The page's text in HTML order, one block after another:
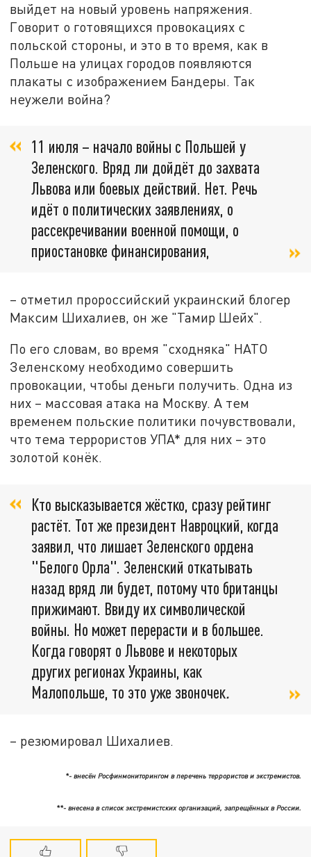
выйдет на новый уровень напряжения.
Говорит о готовящихся провокациях с
польской стороны, и это в то время, как в
Польше на улицах городов появляются
плакаты с изображением Бандеры. Так
неужели война?
11 июля – начало войны с Польшей у
Зеленского. Вряд ли дойдёт до захвата
Львова или боевых действий. Нет. Речь
идёт о политических заявлениях, о
рассекречивании военной помощи, о
приостановке финансирования,
– отметил пророссийский украинский блогер
Максим Шихалиев, он же "Тамир Шейх".
По его словам, во время "сходняка" НАТО
Зеленскому необходимо совершить
провокации, чтобы деньги получить. Одна из
них – массовая атака на Москву. А тем
временем польские политики почувствовали,
что тема террористов УПА* для них – это
золотой конёк.
Кто высказывается жёстко, сразу рейтинг
растёт. Тот же президент Навроцкий, когда
заявил, что лишает Зеленского ордена
"Белого Орла". Зеленский откатывать
назад вряд ли будет, потому что британцы
прижимают. Ввиду их символической
войны. Но может перерасти и в большее.
Когда говорят о Львове и некоторых
других регионах Украины, как
Малопольше, то это уже звоночек.
– резюмировал Шихалиев.
*- внесён Росфинмониторингом в перечень террористов и экстремистов.
**- внесена в список экстремистских организаций, запрещённых в России.